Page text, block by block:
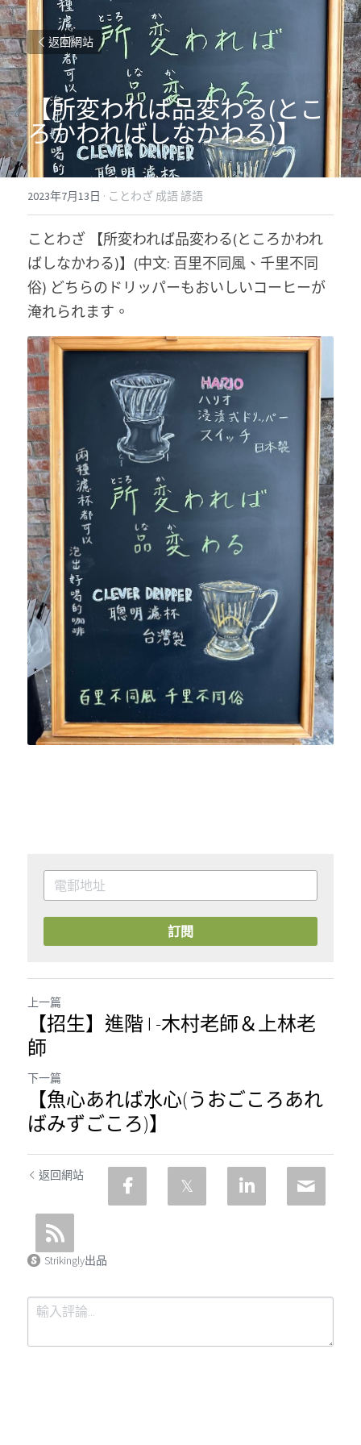
返回網站
【所変われば品変わる(とこ
ろかわればしなかわる)】
2023年7月13日 · ことわざ 成語 諺語
ことわざ 【所変われば品変わる(ところかわれ
ばしなかわる)】(中文: 百里不同風、千里不同
俗) どちらのドリッパーもおいしいコーヒーが
淹れられます。
訂閱
上一篇
【招生】進階 I -木村老師＆上林老
師
下一篇
【魚心あれば水心(うおごころあれ
ばみずごころ)】
返回網站
Strikingly出品